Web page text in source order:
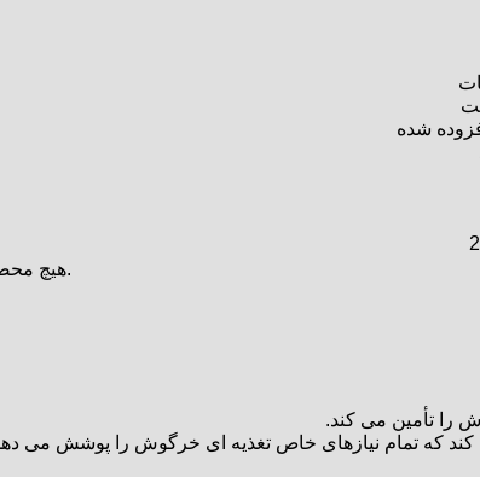
هیچ محصولی در سبد خرید نیست.
شده
را تأمین می کند.
کند که تمام نیازهای خاص تغذیه ای خرگوش را پوشش می